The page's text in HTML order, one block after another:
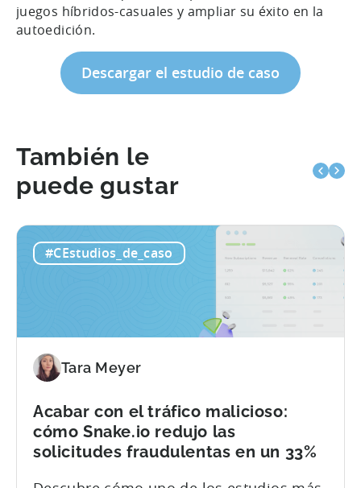
juegos híbridos-casuales y ampliar su éxito en la
autoedición.
Descargar el estudio de caso
También le
puede gustar
#CEstudios_de_caso
Tara Meyer
Acabar con el tráfico malicioso:
cómo Snake.io redujo las
solicitudes fraudulentas en un 33%